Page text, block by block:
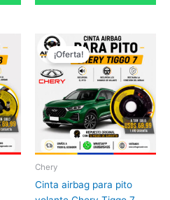
¡Oferta!
Chery
Cinta airbag para pito
precio
original
era:
$99,99.
El
precio
actual
es:
$69,99.